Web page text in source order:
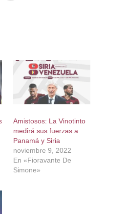
Amistosos: La Vinotinto
medirá sus fuerzas a
Panamá y Siria
noviembre 9, 2022
En «Fioravante De
Simone»